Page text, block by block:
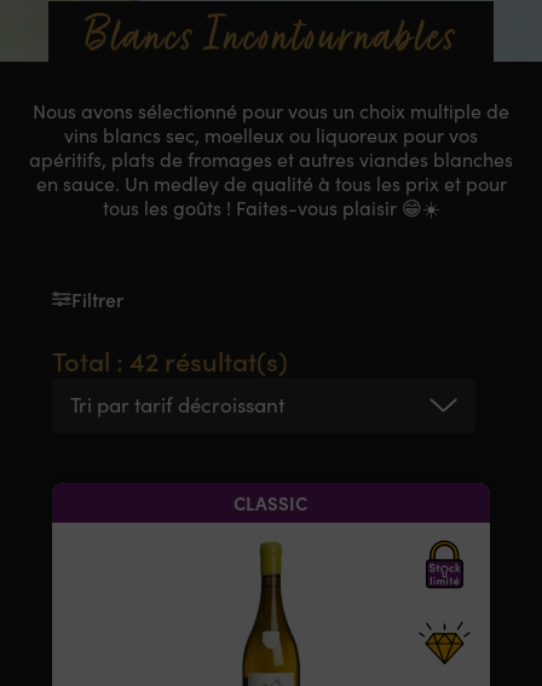
Blancs Incontournables
Nous avons sélectionné pour vous un choix multiple de
vins blancs sec, moelleux ou liquoreux pour vos
apéritifs, plats de fromages et autres viandes blanches
en sauce. Un medley de qualité à tous les prix et pour
tous les goûts ! Faites-vous plaisir 😁☀️
Filtrer
Total : 42 résultat(s)
Tri par tarif décroissant
CLASSIC